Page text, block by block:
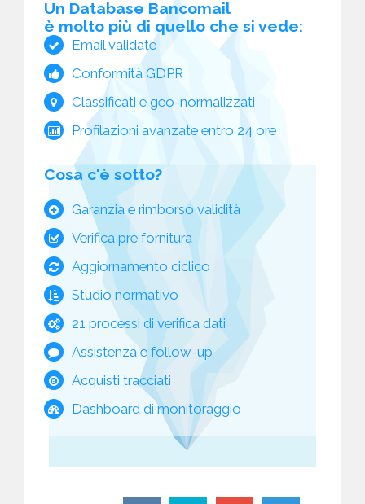
Un Database Bancomail
è molto più di quello che si vede:
Email validate
Conformità GDPR
Classificati e geo-normalizzati
Profilazioni avanzate entro 24 ore
Cosa c'è sotto?
Garanzia e rimborso validità
Verifica pre fornitura
Aggiornamento ciclico
Studio normativo
21 processi di verifica dati
Assistenza e follow-up
Acquisti tracciati
Dashboard di monitoraggio